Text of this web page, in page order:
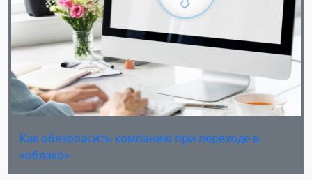
Как обезопасить компанию при переходе в
«облако»